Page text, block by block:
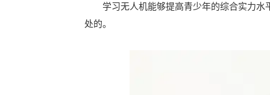
学习无人机能够提高青少年的综合实力水
处的。